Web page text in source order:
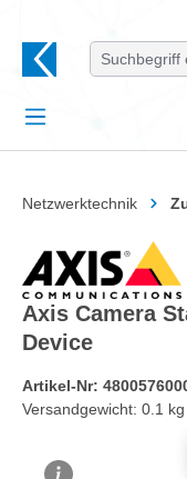
Netzwerktechnik
Axis Camera
Device
Artikel-Nr:
Versandgewicht: 0.1 kg